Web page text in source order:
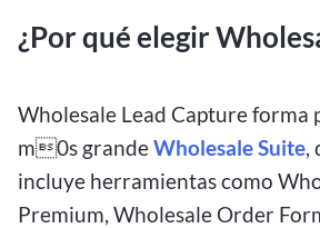
¿Por qué elegir
Wholesale Lead Capture forma
m0s grandeWholesale Suite,
incluye herramientas como
Premium, Wholesale Order